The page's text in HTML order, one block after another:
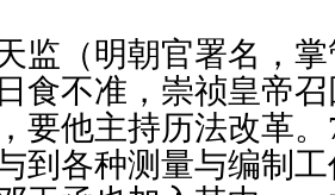
（明朝官署名，掌
食不准，崇祯皇帝
要他主持历法改革
到各种测量与编制